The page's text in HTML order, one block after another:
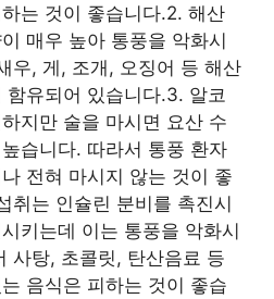
는 것이 좋습니다.2. 해산
매우 높아 통풍을 악화시
우, 게, 조개, 오징어 등 해산
유되어 있습니다.3. 알코
지만 술을 마시면 요산 수
습니다. 따라서 통풍 환자
전혀 마시지 않는 것이 좋
취는 인슐린 분비를 촉진시
키는데 이는 통풍을 악화시
사탕, 초콜릿, 탄산음료 등
음식은 피하는 것이 좋습